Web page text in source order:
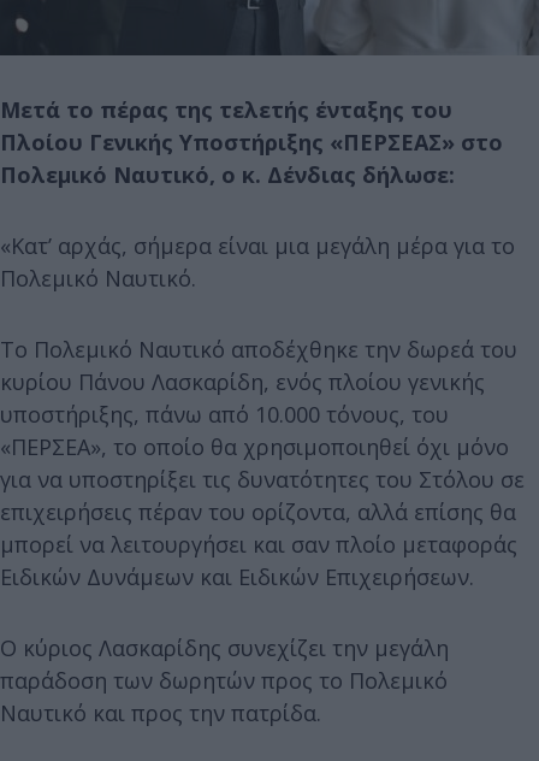
Μετά το πέρας της τελετής ένταξης του
Πλοίου Γενικής Υποστήριξης «ΠΕΡΣΕΑΣ» στο
Πολεμικό Ναυτικό, ο κ. Δένδιας δήλωσε:
«Κατ’ αρχάς, σήμερα είναι μια μεγάλη μέρα για το
Πολεμικό Ναυτικό.
Το Πολεμικό Ναυτικό αποδέχθηκε την δωρεά του
κυρίου Πάνου Λασκαρίδη, ενός πλοίου γενικής
υποστήριξης, πάνω από 10.000 τόνους, του
«ΠΕΡΣΕΑ», το οποίο θα χρησιμοποιηθεί όχι μόνο
για να υποστηρίξει τις δυνατότητες του Στόλου σε
επιχειρήσεις πέραν του ορίζοντα, αλλά επίσης θα
μπορεί να λειτουργήσει και σαν πλοίο μεταφοράς
Ειδικών Δυνάμεων και Ειδικών Επιχειρήσεων.
Ο κύριος Λασκαρίδης συνεχίζει την μεγάλη
παράδοση των δωρητών προς το Πολεμικό
Ναυτικό και προς την πατρίδα.